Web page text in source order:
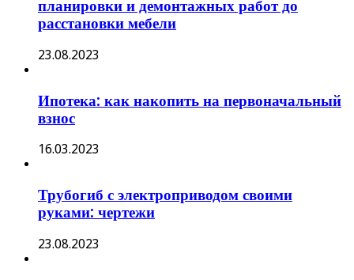
планировки и демонтажных работ до
расстановки мебели
23.08.2023
Ипотека: как накопить на первоначальный
взнос
16.03.2023
Трубогиб с электроприводом своими
руками: чертежи
23.08.2023